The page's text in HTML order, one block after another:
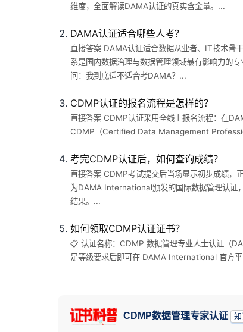
维度，全面解读DAMA认证的真实含金量。...
DAMA认证适合哪些人考？
直接答案 DAMA认证适合数据从业者、IT技术骨
系是国内数据治理与数据管理领域最有影响力的
问：我到底适不适合考DAMA？...
CDMP认证的报名流程是怎样的？
直接答案 CDMP认证采用全线上报名流程：在
CDMP（Certified Data Management
考完CDMP认证后，如何查询成绩？
直接答案 CDMP考试提交后当场显示初步成绩，
为DAMA International颁发的国际数据管理认证
结果。...
如何领取CDMP认证证书？
📋 认证名称：CDMP 数据管理专业人士认证（
足等级要求后即可在 DAMA International 官方
CDMP数据管理专家认证